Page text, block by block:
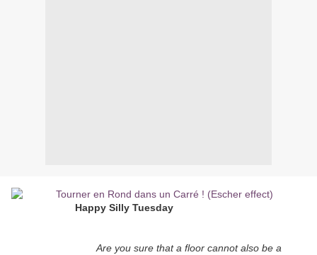
Happy Silly Tuesday
Are you sure that a floor cannot also be a